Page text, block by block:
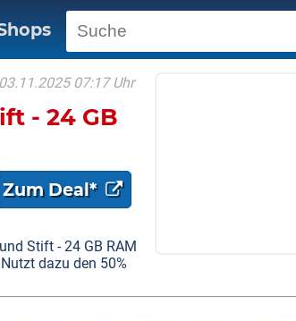
03.11.2025 07:17 Uhr
- 24 GB
Zum Deal*
Stift - 24 GB RAM
dazu den 50%